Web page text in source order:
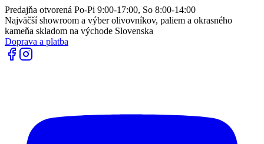
Predajňa otvorená Po-Pi 9:00-17:00, So 8:00-14:00
Najväčší showroom a výber olivovníkov, paliem a okrasného
kameňa skladom na východe Slovenska
Doprava a platba